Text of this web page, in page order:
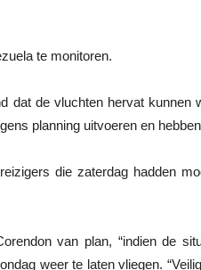
te monitoren.
dat de vluchten hervat kunnen
planning uitvoeren en
die zaterdag hadden
van plan, “indien de
weer te laten vliegen.